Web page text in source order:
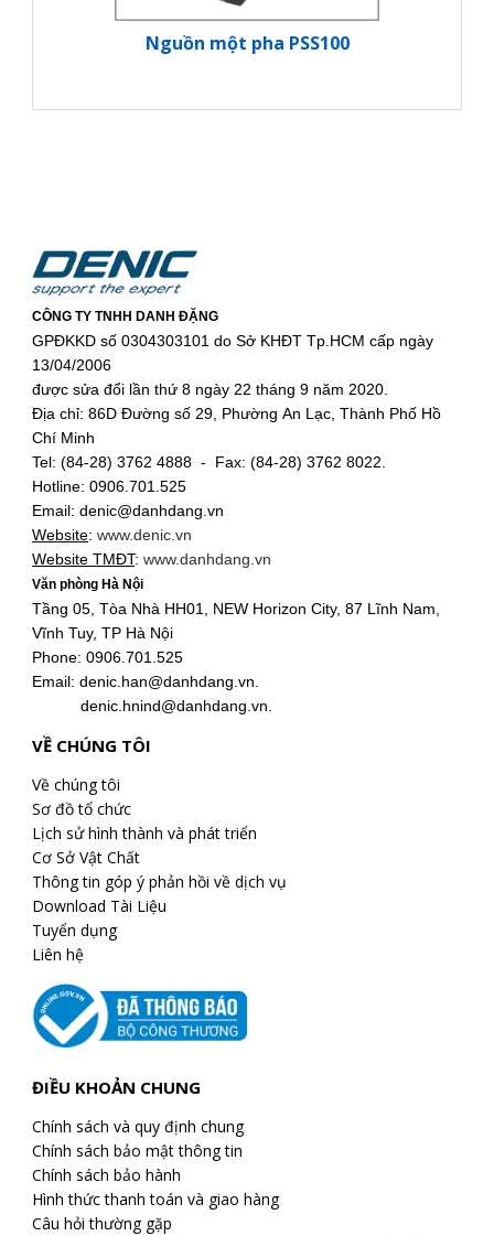
Nguồn một pha PSS100
CÔNG TY TNHH DANH ĐẶNG
GPĐKKD số 0304303101 do Sở KHĐT Tp.HCM cấp ngày
13/04/2006
được sửa đổi lần thứ 8 ngày 22 tháng 9 năm 2020.
Địa chỉ: 86D Đường số 29, Phường An Lạc, Thành Phố Hồ
Chí Minh
Tel: (84-28) 3762 4888 - Fax: (84-28) 3762 8022.
Hotline: 0906.701.525
Email: denic@danhdang.vn
Website: www.denic.vn
Website TMĐT: www.danhdang.vn
Văn phòng Hà Nội
Tầng 05, Tòa Nhà HH01, NEW Horizon City, 87 Lĩnh Nam,
Vĩnh Tuy, TP Hà Nội
Phone: 0906.701.525
Email: denic.han@danhdang.vn.
denic.hnind@danhdang.vn.
VỀ CHÚNG TÔI
Về chúng tôi
Sơ đồ tổ chức
Lịch sử hình thành và phát triển
Cơ Sở Vật Chất
Thông tin góp ý phản hồi về dịch vụ
Download Tài Liệu
Tuyển dụng
Liên hệ
ĐIỀU KHOẢN CHUNG
Chính sách và quy định chung
Chính sách bảo mật thông tin
Chính sách bảo hành
Hình thức thanh toán và giao hàng
Câu hỏi thường gặp